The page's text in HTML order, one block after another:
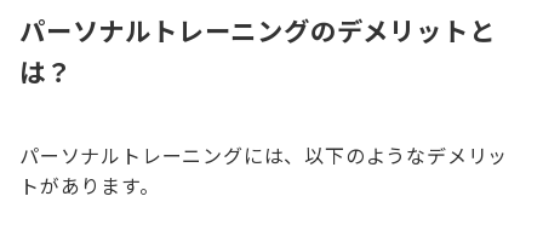
パーソナルトレーニングのデメリットと
は？
パーソナルトレーニングには、以下のようなデメリッ
トがあります。